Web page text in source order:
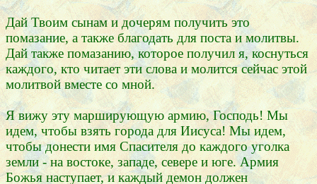
Дай Твоим сынам и дочерям получить это
помазание, а также благодать для поста и молитвы.
Дай также помазанию, которое получил я, коснуться
каждого, кто читает эти слова и молится сейчас этой
молитвой вместе со мной.
Я вижу эту марширующую армию, Господь! Мы
идем, чтобы взять города для Иисуса! Мы идем,
чтобы донести имя Спасителя до каждого уголка
земли - на востоке, западе, севере и юге. Армия
Божья наступает, и каждый демон должен